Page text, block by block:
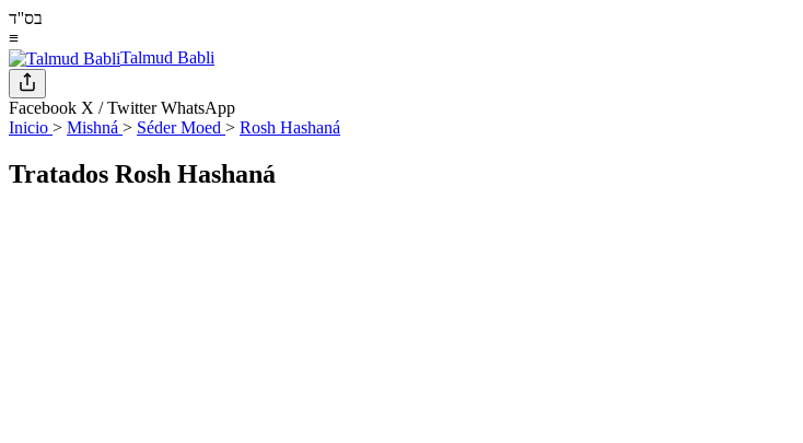
בס''ד
≡
Talmud Babli
Facebook X / TwitterWhatsApp
Inicio > Mishná > Séder Moed > Rosh Hashaná
Tratados Rosh Hashaná